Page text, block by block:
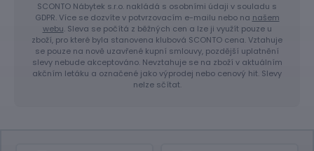
SCONTO Nábytek s.r.o. nakládá s osobními údaji v souladu s
GDPR. Více se dozvíte v potvrzovacím e-mailu nebo na našem
webu. Sleva se počítá z běžných cen a lze ji využít pouze u
zboží, pro které byla stanovena klubová SCONTO cena. Vztahuje
se pouze na nově uzavřené kupní smlouvy, pozdější uplatnění
slevy nebude akceptováno. Nevztahuje se na zboží v aktuálním
akčním letáku a označené jako výprodej nebo cenový hit. Slevy
nelze sčítat.